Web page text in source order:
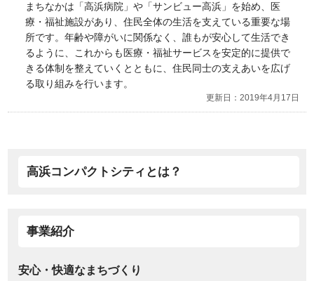
まちなかは「高浜病院」や「サンビュー高浜」を始め、医
療・福祉施設があり、住民全体の生活を支えている重要な場
所です。年齢や障がいに関係なく、誰もが安心して生活でき
るように、これからも医療・福祉サービスを安定的に提供で
きる体制を整えていくとともに、住民同士の支えあいを広げ
る取り組みを行います。
更新日：2019年4月17日
高浜コンパクトシティとは？
事業紹介
安心・快適なまちづくり